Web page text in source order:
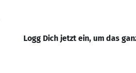
Logg Dich jetzt ein, um das